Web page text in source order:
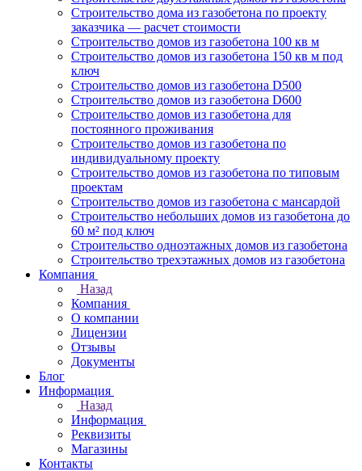
Строительство дома из газобетона по проекту
заказчика — расчет стоимости
Строительство домов из газобетона 100 кв м
Строительство домов из газобетона 150 кв м под
ключ
Строительство домов из газобетона D500
Строительство домов из газобетона D600
Строительство домов из газобетона для
постоянного проживания
Строительство домов из газобетона по
индивидуальному проекту
Строительство домов из газобетона по типовым
проектам
Строительство домов из газобетона с мансардой
Строительство небольших домов из газобетона до
60 м² под ключ
Строительство одноэтажных домов из газобетона
Строительство трехэтажных домов из газобетона
Компания
Назад
Компания
О компании
Лицензии
Отзывы
Документы
Блог
Информация
Назад
Информация
Реквизиты
Магазины
Контакты